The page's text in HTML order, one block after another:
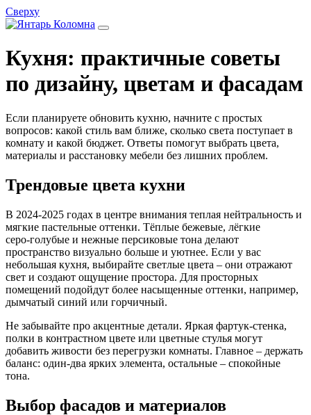
Сверху
Кухня: практичные советы
по дизайну, цветам и фасадам
Если планируете обновить кухню, начните с простых
вопросов: какой стиль вам ближе, сколько света поступает в
комнату и какой бюджет. Ответы помогут выбрать цвета,
материалы и расстановку мебели без лишних проблем.
Трендовые цвета кухни
В 2024‑2025 годах в центре внимания теплая нейтральность и
мягкие пастельные оттенки. Тёплые бежевые, лёгкие
серо‑голубые и нежные персиковые тона делают
пространство визуально больше и уютнее. Если у вас
небольшая кухня, выбирайте светлые цвета – они отражают
свет и создают ощущение простора. Для просторных
помещений подойдут более насыщенные оттенки, например,
дымчатый синий или горчичный.
Не забывайте про акцентные детали. Яркая фартук‑стенка,
полки в контрастном цвете или цветные стулья могут
добавить живости без перегрузки комнаты. Главное – держать
баланс: один‑два ярких элемента, остальные – спокойные
тона.
Выбор фасадов и материалов